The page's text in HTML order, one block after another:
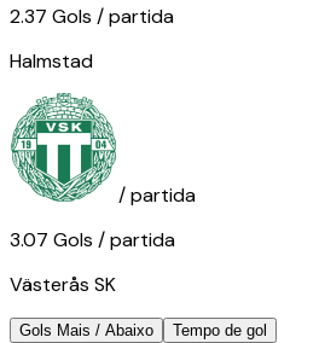
2.37 Gols / partida
Halmstad
/ partida
3.07 Gols / partida
Västerås SK
Gols Mais / Abaixo
Tempo de gol